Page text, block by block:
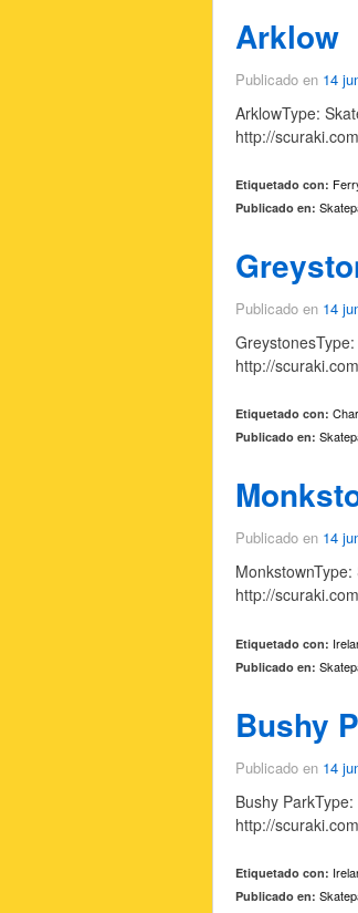
Arklow
Publicado en 14
ArklowType:
http://
Etiquetado con:
Publicado en:
Publicado en 14
http://
Etiquetado con:
Publicado en:
Publicado en 14
http://
Etiquetado con:
Publicado en:
Bushy
Publicado en 14
Bushy
http://
Etiquetado con:
Publicado en: